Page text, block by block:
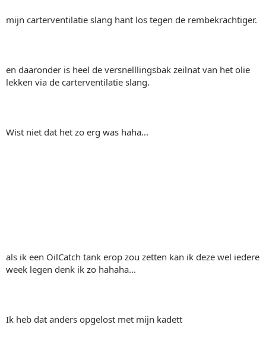
mijn carterventilatie slang hant los tegen de rembekrachtiger.
en daaronder is heel de versnelllingsbak zeilnat van het olie
lekken via de carterventilatie slang.
Wist niet dat het zo erg was haha...
als ik een OilCatch tank erop zou zetten kan ik deze wel iedere
week legen denk ik zo hahaha...
Ik heb dat anders opgelost met mijn kadett